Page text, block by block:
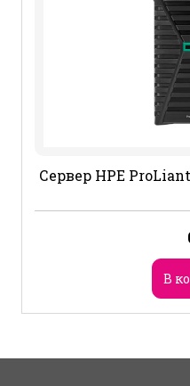
Сервер HPE
В